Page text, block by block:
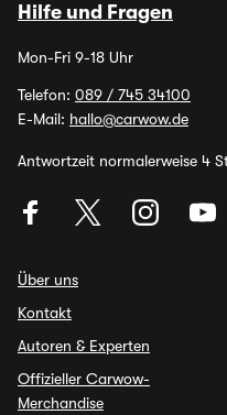
Hilfe und Fragen
Mon-Fri 9-18 Uhr
Telefon: 089 / 745 34100
E-Mail: hallo@carwow.de
Antwortzeit normalerweise 4
Über uns
Kontakt
Autoren & Experten
Offizieller Carwow-
Merchandise